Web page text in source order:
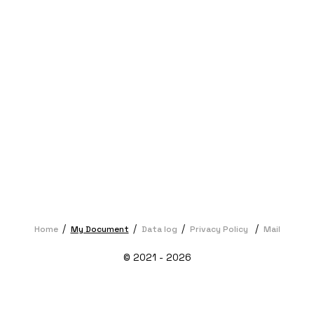
Home My Document Data log Privacy Policy Mail
© 2021 - 2026